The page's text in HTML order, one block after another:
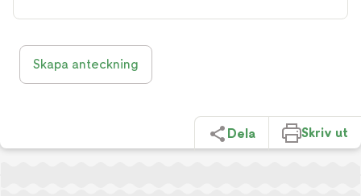
Skapa anteckning
Dela Skriv ut